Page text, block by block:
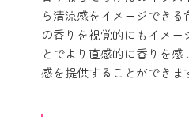
ら清涼感をイメージできる
の香りを視覚的にもイメー
とでより直感的に香りを
感を提供することができま